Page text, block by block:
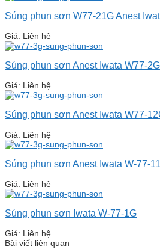
Súng phun sơn W77-21G Anest
Giá: Liên hệ
Súng phun sơn Anest Iwata W77-2G
Giá: Liên hệ
Súng phun sơn Anest Iwata W77-
Giá: Liên hệ
Súng phun sơn Anest Iwata W-77-
Giá: Liên hệ
Súng phun sơn Iwata W-77-1G
Giá: Liên hệ
Bài viết liên quan